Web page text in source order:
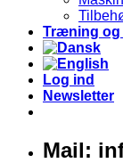
Træning
Log ind
Newsletter
Mail: